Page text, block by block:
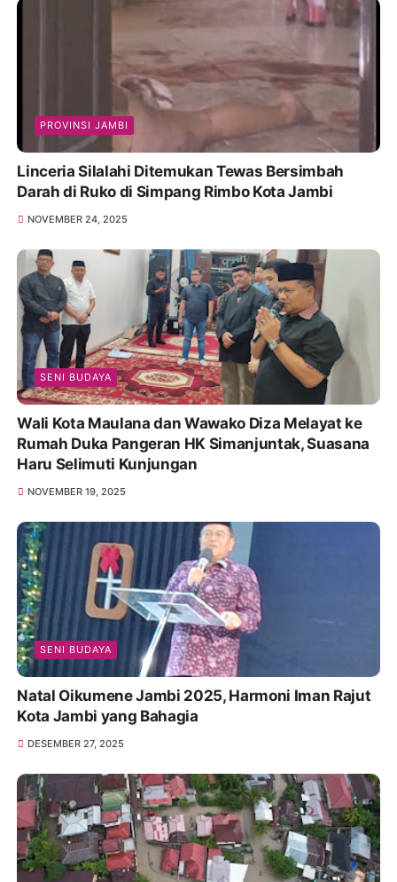
PROVINSI JAMBI
Linceria Silalahi Ditemukan Tewas Bersimbah
Darah di Ruko di Simpang Rimbo Kota Jambi
NOVEMBER 24, 2025
SENI BUDAYA
Wali Kota Maulana dan Wawako Diza Melayat ke
Rumah Duka Pangeran HK Simanjuntak, Suasana
Haru Selimuti Kunjungan
NOVEMBER 19, 2025
SENI BUDAYA
Natal Oikumene Jambi 2025, Harmoni Iman Rajut
Kota Jambi yang Bahagia
DESEMBER 27, 2025